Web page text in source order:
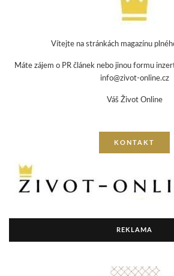
Vítejte na stránkách magazínu
Máte zájem o PR článek nebo jinou formu
info@zivot-online.cz
Váš Život Online
KONTAKT
REKLAMA